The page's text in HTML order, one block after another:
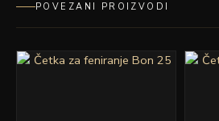
POVEZANI PROIZVODI